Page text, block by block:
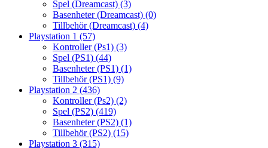
Spel (Dreamcast) (3)
Basenheter (Dreamcast) (0)
Tillbehör (Dreamcast) (4)
Playstation 1 (57)
Kontroller (Ps1) (3)
Spel (PS1) (44)
Basenheter (PS1) (1)
Tillbehör (PS1) (9)
Playstation 2 (436)
Kontroller (Ps2) (2)
Spel (PS2) (419)
Basenheter (PS2) (1)
Tillbehör (PS2) (15)
Playstation 3 (315)